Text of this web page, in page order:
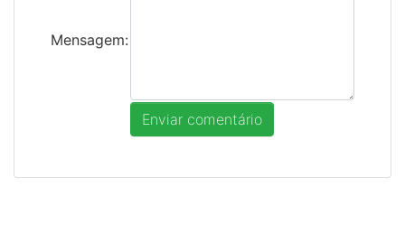
Mensagem: